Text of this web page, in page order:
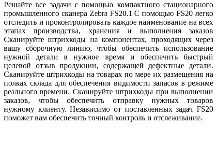
Решайте все задачи с помощью компактного стационарного
промышленного сканера Zebra FS20.1 С помощью FS20 легко
отследить и проконтролировать каждое наименование на всех
этапах производства, хранения и выполнения заказов
Сканируйте штрихкоды на компонентах, проходящих через
вашу сборочную линию, чтобы обеспечить использование
нужной детали в нужное время и обеспечить быстрый
целевой отзыв продукции, содержащей дефектные детали.
Сканируйте штрихкоды на товарах по мере их размещения на
полках склада для обеспечения видимости запасов в режиме
реального времени. Сканируйте штрихкоды при выполнении
заказов, чтобы обеспечить отправку нужных товаров
нужному клиенту. Независимо от поставленных задач FS20
поможет вам обеспечить точный контроль и отслеживание.